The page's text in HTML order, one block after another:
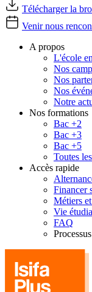
Télécharger la
Venir nous
A propos
L'école
Nos
Nos
Nos
Notre
Nos formations
Bac +2
Bac +3
Bac +5
Toutes
Accès rapide
Financer
Métiers
Vie
FAQ